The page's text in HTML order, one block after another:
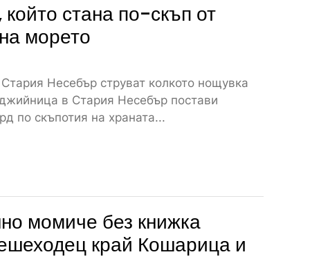
стана по-скъп от
морето
Несебър струват колкото нощувка
в Стария Несебър постави
по скъпотия на храната...
момиче без книжка
край Кошарица и